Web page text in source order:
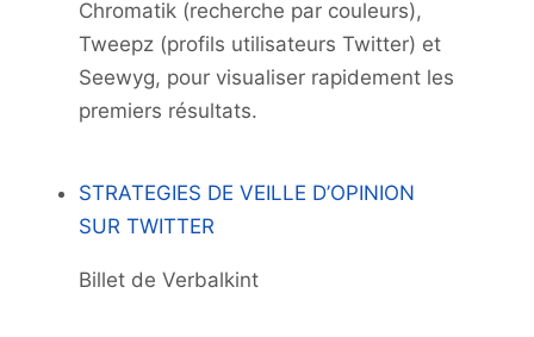
Chromatik (recherche par couleurs),
Tweepz (profils utilisateurs Twitter) et
Seewyg, pour visualiser rapidement les
premiers résultats.
STRATEGIES DE VEILLE D’OPINION
SUR TWITTER
Billet de Verbalkint